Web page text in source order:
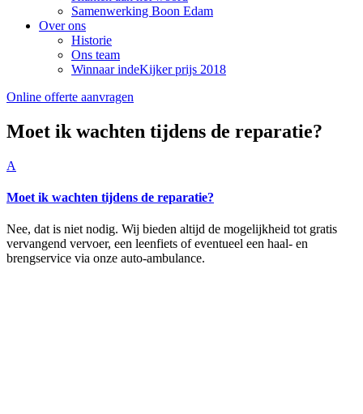
Samenwerking Boon Edam
Over ons
Historie
Ons team
Winnaar indeKijker prijs 2018
Online offerte aanvragen
Moet ik wachten tijdens de reparatie?
A
Moet ik wachten tijdens de reparatie?
Nee, dat is niet nodig. Wij bieden altijd de mogelijkheid tot gratis
vervangend vervoer, een leenfiets of eventueel een haal- en
brengservice via onze auto-ambulance.